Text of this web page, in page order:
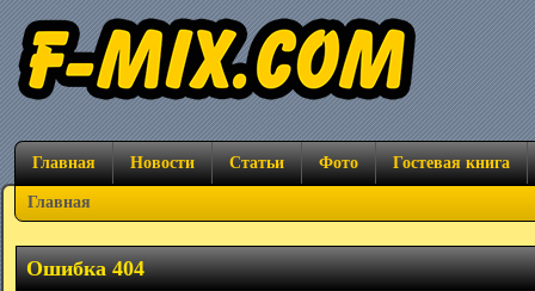
Главная Новости Статьи Фото Гостевая книга
Главная
Ошибка 404